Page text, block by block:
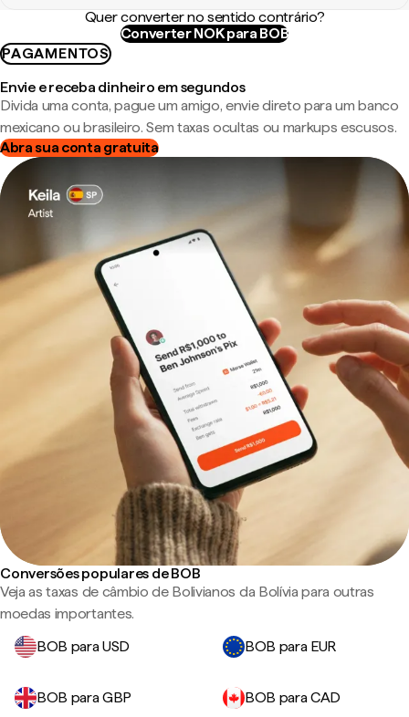
Quer converter no sentido contrário?
Converter NOK para BOB
PAGAMENTOS
Envie e receba dinheiro em segundos
Divida uma conta, pague um amigo, envie direto para um banco
mexicano ou brasileiro. Sem taxas ocultas ou markups escusos.
Abra sua conta gratuita
Conversões populares de BOB
Veja as taxas de câmbio de Bolivianos da Bolívia para outras
moedas importantes.
BOB para USD
BOB para EUR
BOB para GBP BOB para CAD